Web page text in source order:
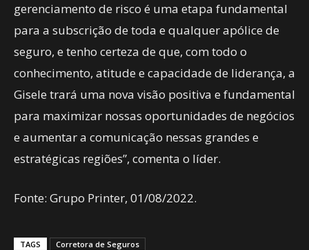
gerenciamento de risco é uma etapa fundamental
para a subscrição de toda e qualquer apólice de
seguro, e tenho certeza de que, com todo o
conhecimento, atitude e capacidade de liderança, a
Gisele trará uma nova visão positiva e fundamental
para maximizar nossas oportunidades de negócios
e aumentar a comunicação nessas grandes e
estratégicas regiões”, comenta o líder.
Fonte: Grupo Printer, 01/08/2022.
TAGS
Corretora de Seguros